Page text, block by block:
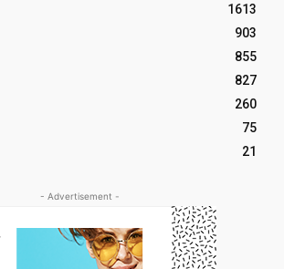
1613
903
855
827
260
75
21
- Advertisement -